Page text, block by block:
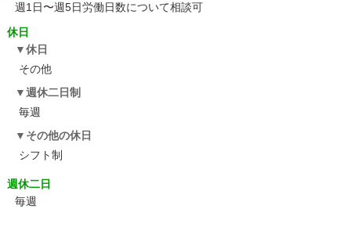
週1日〜週5日労働日数について相談可
休日
休日
その他
週休二日制
毎週
その他の休日
シフト制
週休二日
毎週